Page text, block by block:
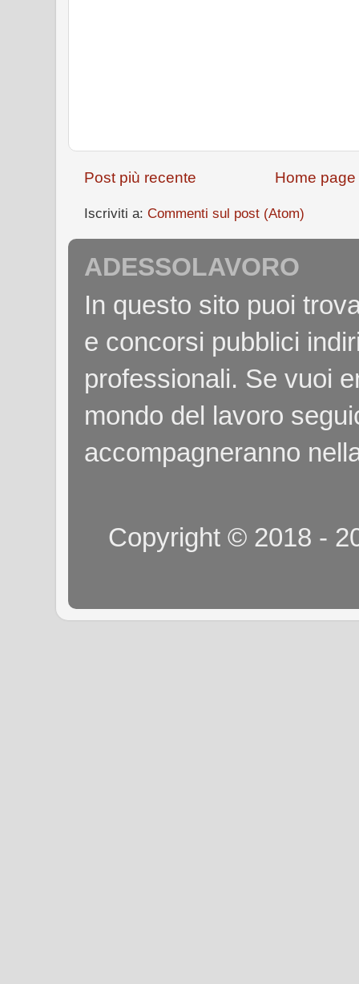
Post più recente Home page
Iscriviti a: Commenti sul post (Atom)
ADESSOLAVORO
In questo sito puoi
e concorsi pubblici
professionali. Se vuoi
mondo del lavoro
accompagneranno
Copyright © 2018 -